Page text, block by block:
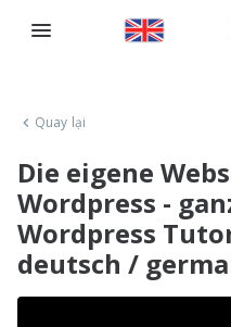
Quay lại
Die eigene
Wordpress -
Wordpress
deutsch /